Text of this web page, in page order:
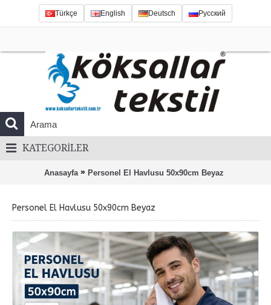
Türkçe English Deutsch Русский
KATEGORILER
Anasayfa » Personel El Havlusu 50x90cm Beyaz
Personel El Havlusu 50x90cm Beyaz